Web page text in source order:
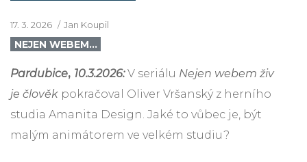
17. 3. 2026 Jan Koupil
NEJEN WEBEM…
Pardubice, 10.3.2026: V seriálu Nejen webem živ
je člověk pokračoval Oliver Vršanský z herního
studia Amanita Design. Jaké to vůbec je, být
malým animátorem ve velkém studiu?